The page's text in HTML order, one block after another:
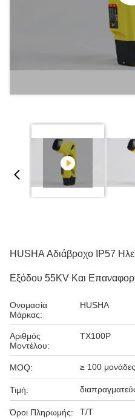
HUSHA Αδιάβροχο IP57
Εξόδου 55KV Και
Ονομασία
Μάρκας:
HUSHA
Αριθμός
Μοντέλου:
TX100P
MOQ: ≥ 100 μονάδες
Τιμή:
Όροι Πληρωμής: Τ/Τ